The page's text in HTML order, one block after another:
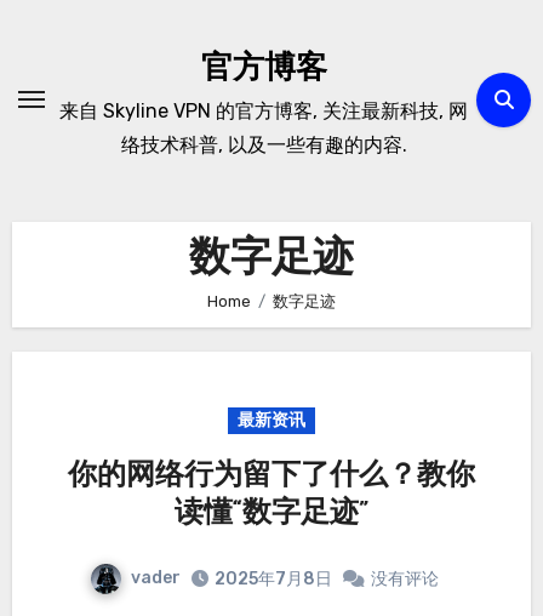
官方博客
来自 Skyline VPN 的官方博客, 关注最新科技, 网
络技术科普, 以及一些有趣的内容.
数字足迹
Home 数字足迹
最新资讯
你的网络行为留下了什么？教你
读懂“数字足迹”
vader 2025年7月8日 没有评论